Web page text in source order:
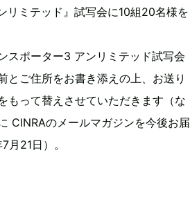
リミテッド』試写会に10組20名様を
スポーター3 アンリミテッド試写会
とご住所をお書き添えの上、お送り
もって替えさせていただきます（な
CINRAのメールマガジンを今後お届
21日）。